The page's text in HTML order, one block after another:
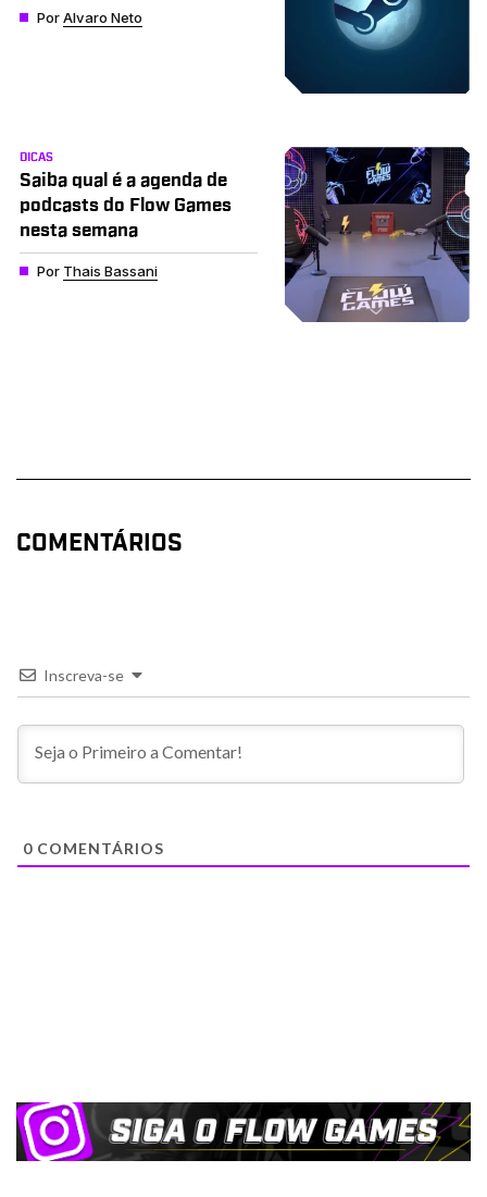
PorAlvaro Neto
DICAS
Saiba qual é a agenda de
podcasts do Flow Games
nesta semana
Por Thais Bassani
COMENTÁRIOS
Inscreva-se
0 COMENTÁRIOS